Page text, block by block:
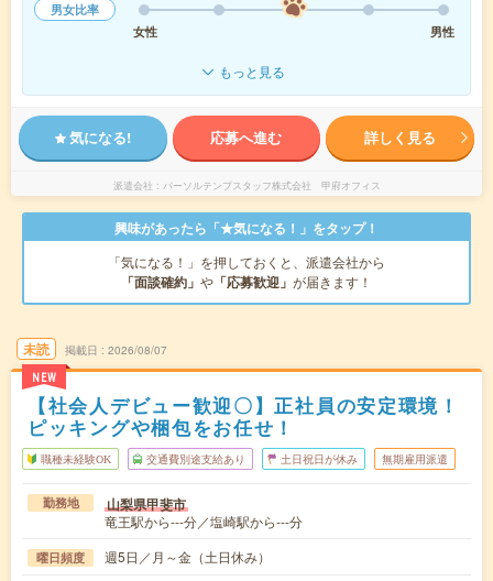
男女比率
女性
男性
もっと見る
気になる! 応募へ進む 詳しく見る
派遣会社 パーソルテンプスタッフ株式会社 甲府オフィス
興味があったら「★気になる！」をタップ！
「気になる！」を押しておくと、派遣会社から
「面談確約」 や 「応募歓迎」 が届きます！
未読
NEW
掲載日 2026/08/07
【社会人デビュー歓迎〇】正社員の安定環境！
ピッキングや梱包をお任せ！
職種未経験OK 交通費別途支給あり 土日祝日が休み 無期雇用派遣
勤務地 山梨県甲斐市
竜王駅から---分／塩崎駅から---分
曜日頻度 週5日／月～金（土日休み）